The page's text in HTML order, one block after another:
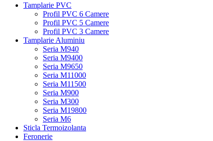
Tamplarie PVC
Profil PVC 6 Camere
Profil PVC 5 Camere
Profil PVC 3 Camere
Tamplarie Aluminiu
Seria M940
Seria M9400
Seria M9650
Seria M11000
Seria M11500
Seria M900
Seria M300
Seria M19800
Seria M6
Sticla Termoizolanta
Feronerie